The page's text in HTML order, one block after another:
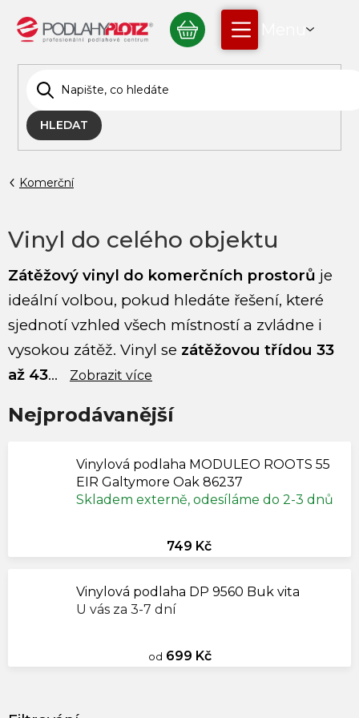
obsah
HLEDAT
NÁKUPNÍ
KOŠÍK
Komerční
Vinyl do celého objektu
Zátěžový vinyl do komerčních prostorů je
ideální volbou, pokud hledáte řešení, které
sjednotí vzhled všech místností a zvládne i
vysokou zátěž. Vinyl se zátěžovou třídou 33
až 43... Zobrazit více
Nejprodávanější
Vinylová podlaha MODULEO ROOTS 55
EIR Galtymore Oak 86237
Skladem externě, odesíláme do 2-3 dnů
749 Kč
Vinylová podlaha DP 9560 Buk vita
U vás za 3-7 dní
od 699 Kč